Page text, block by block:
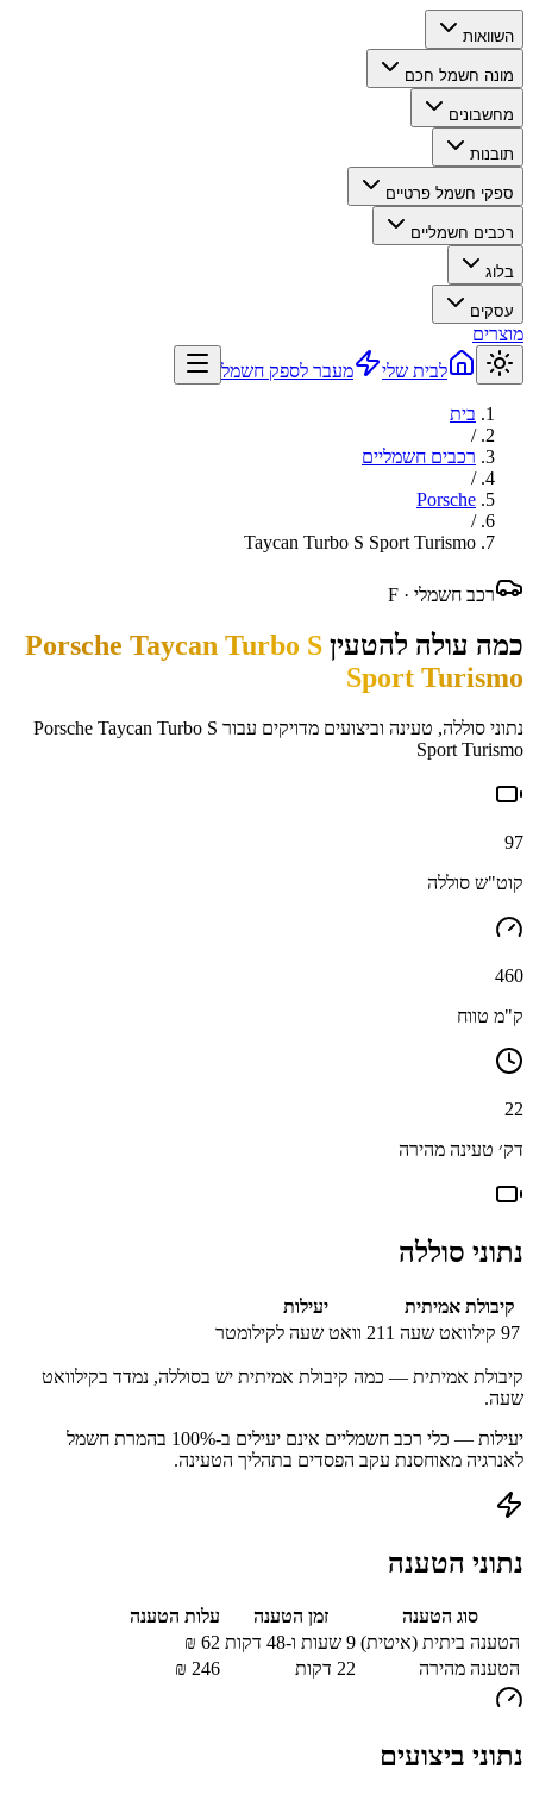
השוואות
מונה חשמל חכם
מחשבונים
תובנות
ספקי חשמל פרטיים
רכבים חשמליים
בלוג
עסקים
מוצרים
לבית שלי
מעבר לספק חשמל
בית
/
רכבים חשמליים
/
Porsche
/
Taycan Turbo S Sport Turismo
רכב חשמלי · F
כמה עולה להטעין Porsche Taycan Turbo S
Sport Turismo
נתוני סוללה, טעינה וביצועים מדויקים עבור Porsche Taycan Turbo S
Sport Turismo
97
קוט"ש סוללה
460
ק"מ טווח
22
דק׳ טעינה מהירה
נתוני סוללה
קיבולת אמיתית
יעילות
97 קילוואט שעה 211 וואט שעה לקילומטר
קיבולת אמיתית — כמה קיבולת אמיתית יש בסוללה, נמדד בקילוואט
שעה.
יעילות — כלי רכב חשמליים אינם יעילים ב-100% בהמרת חשמל
לאנרגיה מאוחסנת עקב הפסדים בתהליך הטעינה.
נתוני הטענה
סוג הטענה זמן הטענה
עלות הטענה
הטענה ביתית (איטית) 9 שעות ו-48 דקות 62
₪
הטענה מהירה
22 דקות 246
₪
נתוני ביצועים